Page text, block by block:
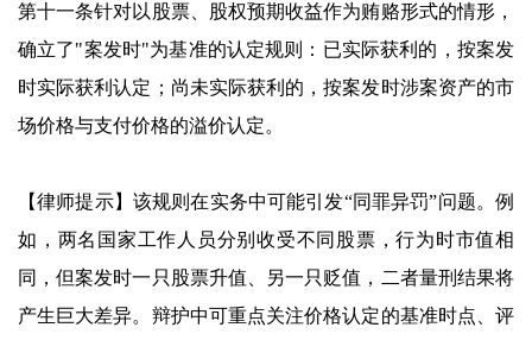
第十一条针对以股票、股权预期收益作为贿赂形式的情形，
确立了"案发时"为基准的认定规则：已实际获利的，按案发
时实际获利认定；尚未实际获利的，按案发时涉案资产的市
场价格与支付价格的溢价认定。
【律师提示】该规则在实务中可能引发“同罪异罚”问题。例
如，两名国家工作人员分别收受不同股票，行为时市值相
同，但案发时一只股票升值、另一只贬值，二者量刑结果将
产生巨大差异。辩护中可重点关注价格认定的基准时点、评